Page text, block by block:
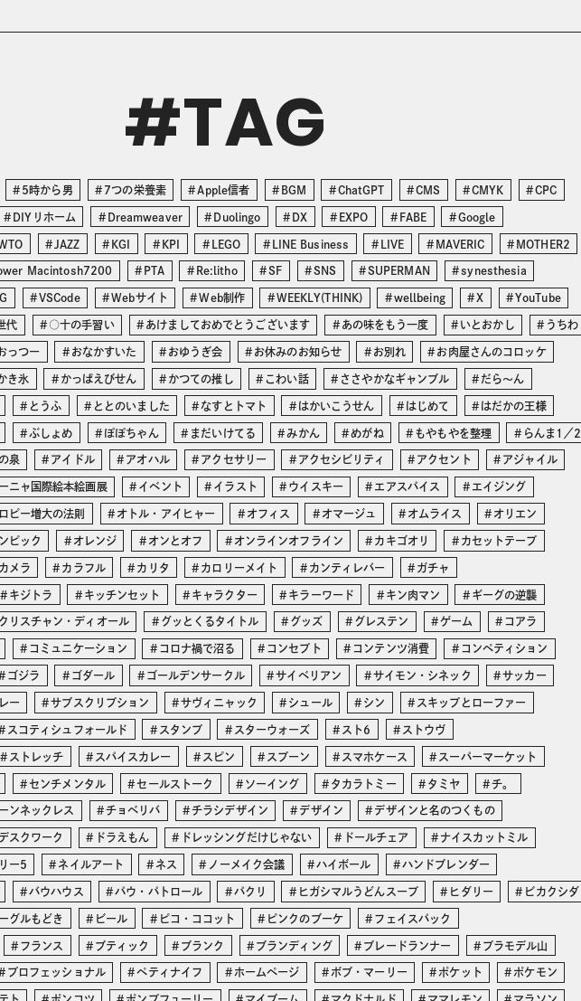
#TAG
5時から男 7つの栄養素 Apple信者 BGM ChatGPT CMS CMYK CPC
DIYリホーム Dreamweaver Duolingo DX EXPO FABE Google
JAZZ KGI KPI LEGO LINE Business LIVE MAVERIC MOTHER2
Macintosh7200 PTA Re:litho SF SNS SUPERMAN synesthesia
VSCode Webサイト Web制作 WEEKLY(THINK) wellbeing X YouTube
代 ○十の手習い あけましておめでとうございます あの味をもう一度 いとおかし うちわ
っつー おなかすいた おゆうぎ会 お休みのお知らせ お別れ お肉屋さんのコロッケ
き氷 かっぱえびせん かつての推し こわい話 ささやかなギャンブル だら〜ん
とうふ ととのいました なすとトマト はかいこうせん はじめて はだかの王様
ぶしょめ ぽぽちゃん まだいけてる みかん めがね もやもやを整理 らんま1／2
泉 アイドル アオハル アクセサリー アクセシビリティ アクセント アジャイル
ニャ国際絵本絵画展 イベント イラスト ウイスキー エアスパイス エイジング
ピー増大の法則 オトル・アイヒャー オフィス オマージュ オムライス オリエン
ピック オレンジ オンとオフ オンラインオフライン カキゴオリ カセットテープ
カメラ カラフル カリタ カロリーメイト カンティレバー ガチャ
キジトラ キッチンセット キャラクター キラーワード キン肉マン ギーグの逆襲
クリスチャン・ディオール グッとくるタイトル グッズ グレステン ゲーム コアラ
コミュニケーション コロナ禍で沼る コンセプト コンテンツ消費 コンペティション
ゴジラ ゴダール ゴールデンサークル サイベリアン サイモン・シネック サッカー
ー サブスクリプション サヴィニャック シュール シン スキップとローファー
スコティシュフォールド スタンプ スターウォーズ スト6 ストウヴ
ストレッチ スパイスカレー スピン スプーン スマホケース スーパーマーケット
センチメンタル セールストーク ソーイング タカラトミー タミヤ チ。
ンネックレス チョベリバ チラシデザイン デザイン デザインと名のつくもの
デスクワーク ドラえもん ドレッシングだけじゃない ドールチェア ナイスカットミル
ー5 ネイルアート ネス ノーメイク会議 ハイボール ハンドブレンダー
バウハウス パウ・パトロール パクリ ヒガシマルうどんスープ ヒダリー ビカクシダ
グルもどき ビール ピコ・ココット ピンクのブーケ フェイスパック
フランス ブティック ブランク ブランディング ブレードランナー プラモデル山
プロフェッショナル ペティナイフ ホームページ ボブ・マーリー ポケット ポケモン